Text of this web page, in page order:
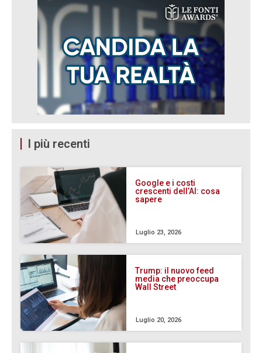
I più recenti
Google e i costi
crescenti dell’AI: cosa
sapere
Luglio 23, 2026
Trump: il nuovo feed
media che preoccupa
Wall Street
Luglio 20, 2026